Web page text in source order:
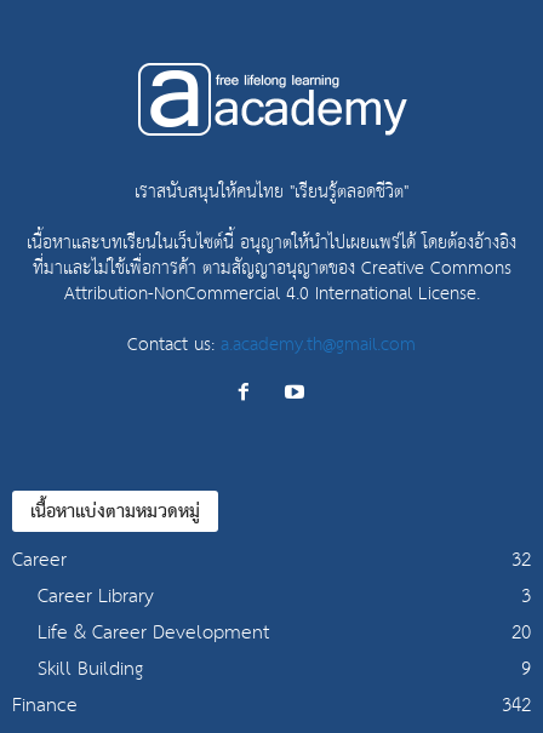
เราสนับสนุนให้คนไทย "เรียนรู้ตลอดชีวิต"
เนื้อหาและบทเรียนในเว็บไซต์นี้ อนุญาตให้นำไปเผยแพร่ได้ โดยต้องอ้างอิง
ที่มาและไม่ใช้เพื่อการค้า ตามสัญญาอนุญาตของ Creative Commons
Attribution-NonCommercial 4.0 International License.
Contact us:a.academy.th@gmail.com
เนื้อหาแบ่งตามหมวดหมู่
Career
32
Career Library
3
Life & Career Development
20
Skill Building
9
Finance
342